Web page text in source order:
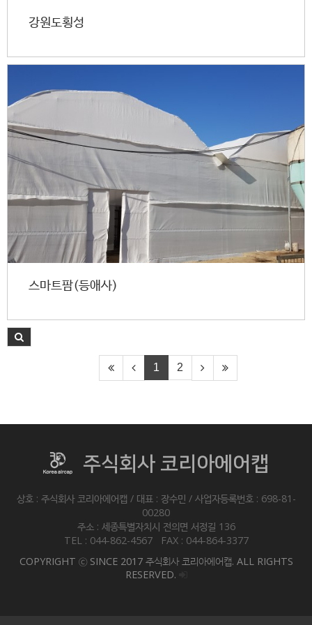
강원도횡성
스마트팜(등애사)
1 2
주식회사 코리아에어캡
상호 : 주식회사 코리아에어캡 / 대표 : 장수민 / 사업자등록번호 : 698-81-
00280
주소 : 세종특별자치시 전의면 서정길 136
TEL : 044-862-4567 FAX : 044-864-3377
COPYRIGHT ⓒ SINCE 2017 주식회사 코리아에어캡. ALL RIGHTS
RESERVED.